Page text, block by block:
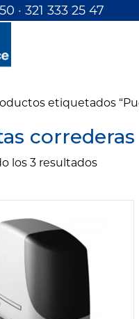
· 321 333 25 47
etiquetados
correderas
los 3 resultados